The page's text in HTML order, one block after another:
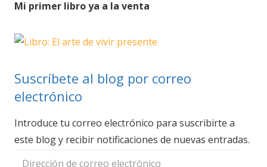
Mi primer libro ya a la venta
Suscríbete al blog por correo
electrónico
Introduce tu correo electrónico para suscribirte a
este blog y recibir notificaciones de nuevas entradas.